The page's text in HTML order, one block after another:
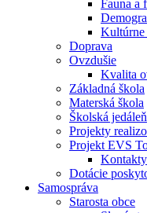
Fauna a
Kultúrne
Doprava
Ovzdušie
Kvalita
Základná škola
Materská škola
Školská jedáleň
Projekty
Projekt EVS
Kontakty
Dotácie
Samospráva
Starosta obce